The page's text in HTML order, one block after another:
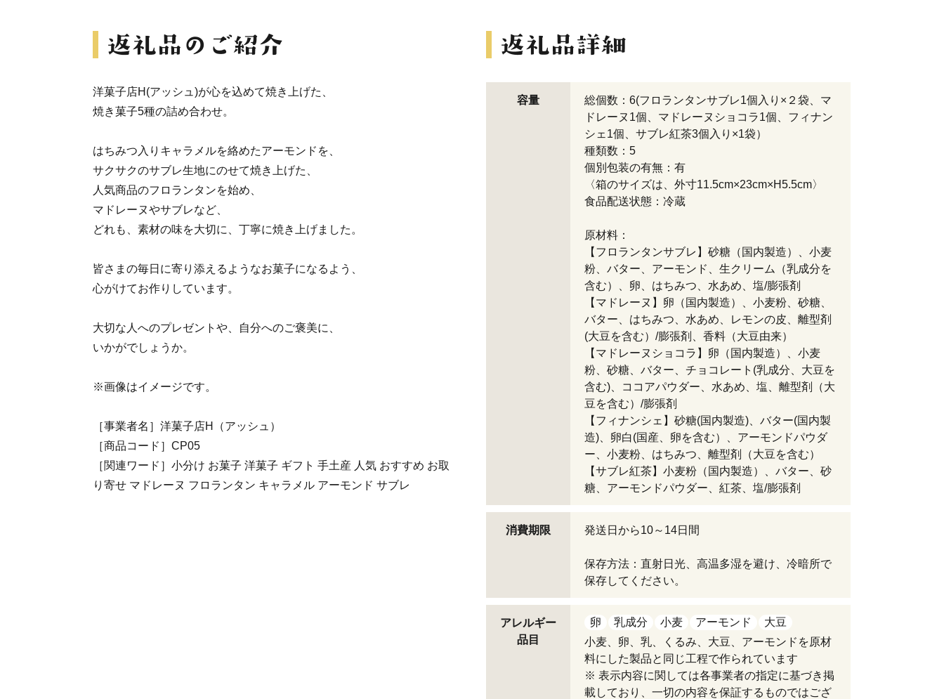
洋菓子店H(アッシュ)が心を込めて焼き上げた、
焼き菓子5種の詰め合わせ。
はちみつ入りキャラメルを絡めたアーモンドを、
サクサクのサブレ生地にのせて焼き上げた、
人気商品のフロランタンを始め、
マドレーヌやサブレなど、
どれも、素材の味を大切に、丁寧に焼き上げました。
皆さまの毎日に寄り添えるようなお菓子になるよう、
心がけてお作りしています。
大切な人へのプレゼントや、自分へのご褒美に、
いかがでしょうか。
※画像はイメージです。
［事業者名］洋菓子店H（アッシュ）
［商品コード］CP05
［関連ワード］小分け お菓子 洋菓子 ギフト 手土産 人気 おすすめ お取
り寄せ マドレーヌ フロランタン キャラメル アーモンド サブレ
容量
総個数：6(フロランタンサブレ1個入り×２袋、マ
ドレーヌ1個、マドレーヌショコラ1個、フィナン
シェ1個、サブレ紅茶3個入り×1袋）
種類数：5
個別包装の有無：有
〈箱のサイズは、外寸11.5cm×23cm×H5.5cm〉
食品配送状態：冷蔵
原材料：
【フロランタンサブレ】砂糖（国内製造）、小麦
粉、バター、アーモンド、生クリーム（乳成分を
含む）、卵、はちみつ、水あめ、塩/膨張剤
【マドレーヌ】卵（国内製造）、小麦粉、砂糖、
バター、はちみつ、水あめ、レモンの皮、離型剤
(大豆を含む）/膨張剤、香料（大豆由来）
【マドレーヌショコラ】卵（国内製造）、小麦
粉、砂糖、バター、チョコレート(乳成分、大豆を
含む)、ココアパウダー、水あめ、塩、離型剤（大
豆を含む）/膨張剤
【フィナンシェ】砂糖(国内製造)、バター(国内製
造)、卵白(国産、卵を含む）、アーモンドパウダ
ー、小麦粉、はちみつ、離型剤（大豆を含む）
【サブレ紅茶】小麦粉（国内製造）、バター、砂
糖、アーモンドパウダー、紅茶、塩/膨張剤
消費期限 発送日から10～14日間
保存方法：直射日光、高温多湿を避け、冷暗所で
保存してください。
アレルギー
品目
卵 乳成分 小麦 アーモンド
大豆
小麦、卵、乳、くるみ、大豆、アーモンドを原材
料にした製品と同じ工程で作られています
※ 表示内容に関しては各事業者の指定に基づき掲
載しており、一切の内容を保証するものではござ